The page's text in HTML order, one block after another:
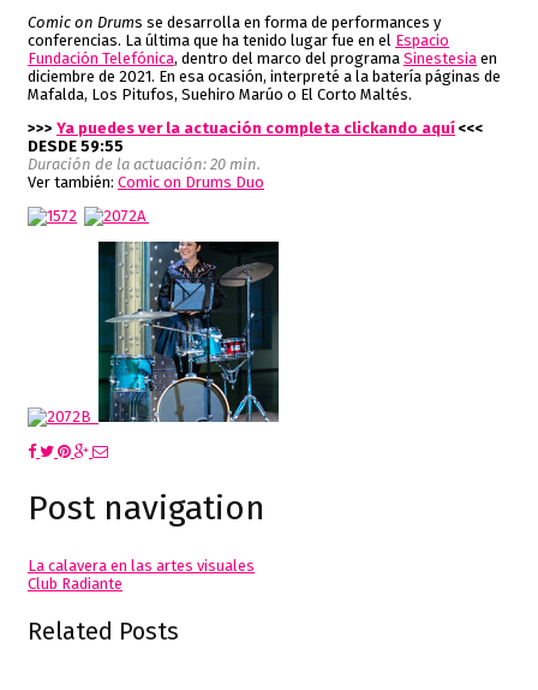
Comic on Drums se desarrolla en forma de performances y
conferencias. La última que ha tenido lugar fue en el Espacio
Fundación Telefónica, dentro del marco del programa Sinestesia en
diciembre de 2021. En esa ocasión, interpreté a la batería páginas de
Mafalda, Los Pitufos, Suehiro Marúo o El Corto Maltés.
>>> Ya puedes ver la actuación completa clickando aquí <<<
DESDE 59:55
Duración de la actuación: 20 min.
Ver también: Comic on Drums Duo
Post navigation
La calavera en las artes visuales
Club Radiante
Related Posts